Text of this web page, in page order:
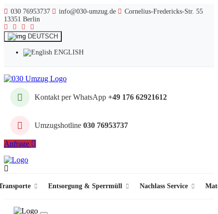
030 76953737 info@030-umzug.de
Cornelius-Fredericks-Str. 55
13351 Berlin
DEUTSCH
ENGLISH
Kontakt per WhatsApp +49 176 62921612
Umzugshotline 030 76953737
Anfrage
Entsorgung & Sperrmüll Nachlass Service